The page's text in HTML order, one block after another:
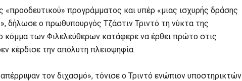
«προοδευτικού» προγράμματος και υπέρ «μιας ισχυρής δράσης
δήλωσε ο πρωθυπουργός Τζάστιν Τριντό τη νύκτα της
κόμμα των Φιλελεύθερων κατάφερε να έρθει πρώτο στις
κέρδισε την απόλυτη πλειοψηφία.
τον διχασμό», τόνισε ο Τριντό ενώπιον υποστηρικτών